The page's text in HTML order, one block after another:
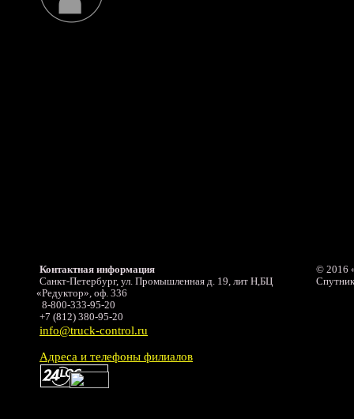
Контактная информация
Санкт-Петербург, ул. Промышленная д. 19, лит Н,БЦ
«Редуктор», оф. 336
8-800-333-95-20
+7 (812) 380-95-20
info@truck-control.ru
Адреса и телефоны филиалов
© 2016